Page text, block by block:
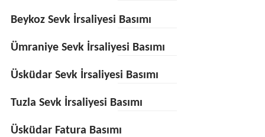
Beykoz Sevk İrsaliyesi Basımı
Ümraniye Sevk İrsaliyesi Basımı
Üsküdar Sevk İrsaliyesi Basımı
Tuzla Sevk İrsaliyesi Basımı
Üsküdar Fatura Basımı